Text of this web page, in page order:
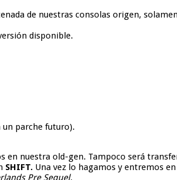
de nuestras consolas origen,
disponible.
parche futuro).
en nuestra old-gen. Tampoco será
SHIFT. Una vez lo hagamos y entremos
Pre Sequel.